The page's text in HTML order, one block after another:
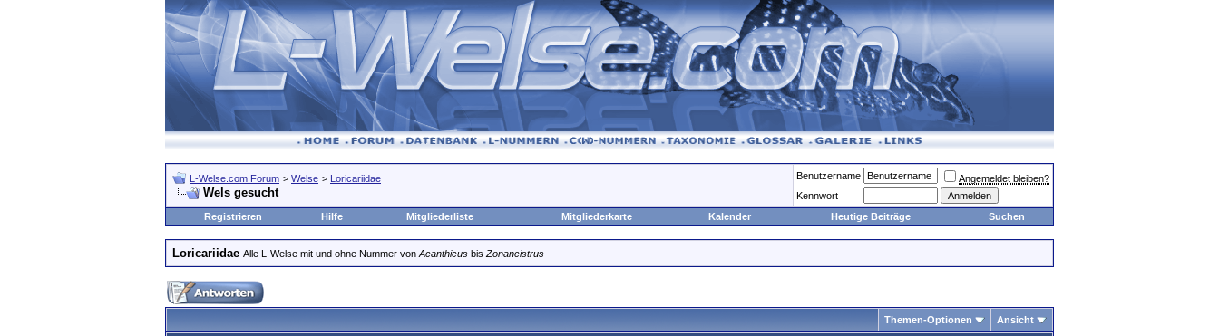
L-Welse.com Forum > Welse > Loricariidae
Wels gesucht
Benutzername
Angemeldet bleiben?
Kennwort
Registrieren
Hilfe Mitgliederliste Mitgliederkarte Kalender Heutige Beiträge Suchen
Loricariidae Alle L-Welse mit und ohne Nummer von Acanthicus bis Zonancistrus
Themen-Optionen Ansicht